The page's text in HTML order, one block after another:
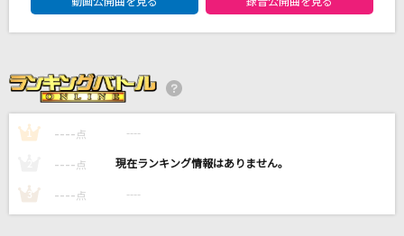
虹色の戦争
SEKAI NO OWARI(世界の終わり)
シャルル
バルーン
ラムのラブソング
松谷祐子
[生音]クリスマスキャロルの頃には
1 ---- 点 ----
---- 点 ----
3 ---- 点 ----